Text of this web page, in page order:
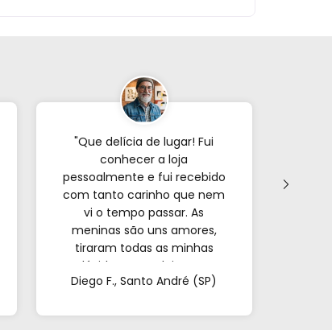
"Que delícia de lugar! Fui
conhecer a loja
pessoalmente e fui recebido
com tanto carinho que nem
vi o tempo passar. As
meninas são uns amores,
tiraram todas as minhas
dúvidas e me deixaram
super à vontade. É
mãos vazias!"
Diego F., Santo André (SP)